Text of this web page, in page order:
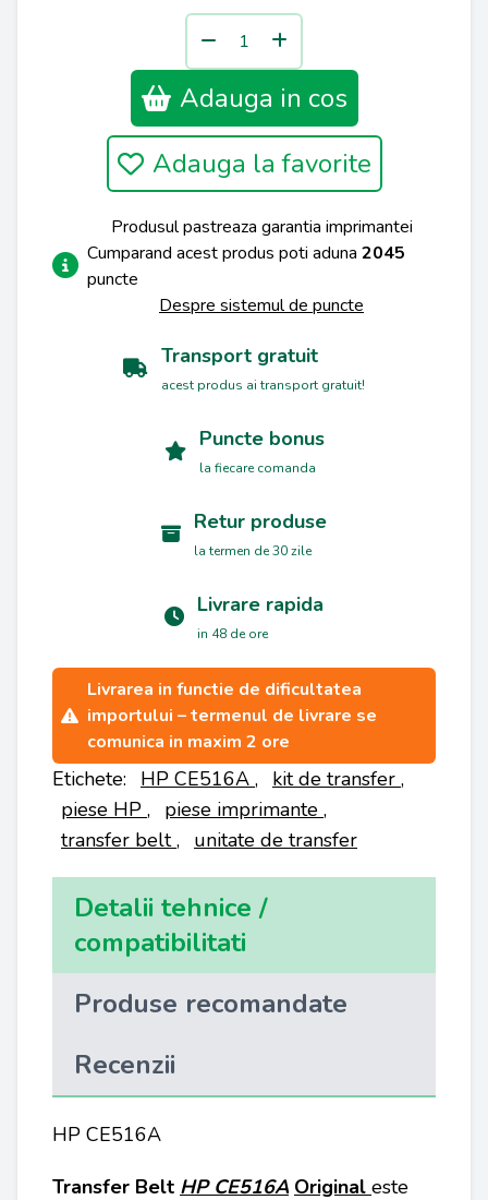
Adauga in cos
Adauga la favorite
Produsul pastreaza garantia imprimantei
Cumparand acest produs poti aduna 2045
puncte
Despre sistemul de puncte
Transport gratuit
acest produs ai transport gratuit!
Puncte bonus
la fiecare comanda
Retur produse
la termen de 30 zile
Livrare rapida
in 48 de ore
Livrarea in functie de dificultatea
importului – termenul de livrare se
comunica in maxim 2 ore
Etichete: HP CE516A , kit de transfer ,
piese HP , piese imprimante ,
transfer belt, unitate de transfer
Detalii tehnice /
compatibilitati
Produse recomandate
Recenzii
HP CE516A
Transfer Belt HP CE516A Original este